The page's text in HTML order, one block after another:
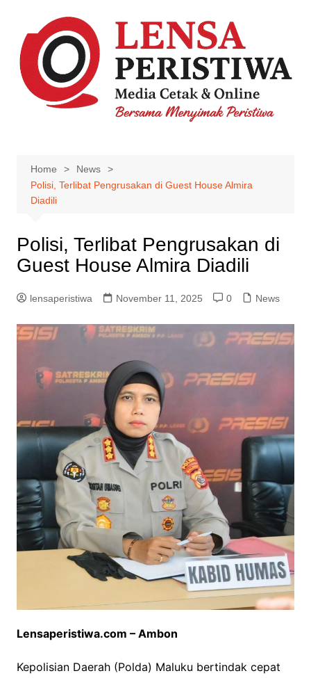
content
Home
News
Polisi, Terlibat Pengrusakan di Guest House Almira
Diadili
Polisi, Terlibat Pengrusakan di
Guest House Almira Diadili
lensaperistiwa November 11, 2025 0 News
Lensaperistiwa.com – Ambon
Kepolisian Daerah (Polda) Maluku bertindak cepat